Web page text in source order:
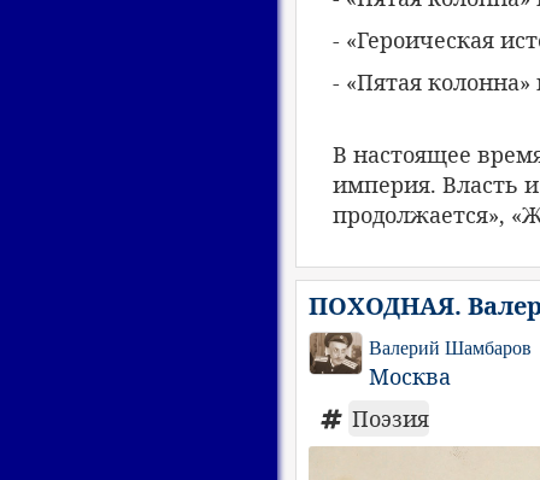
- «Героическая
- «Пятая колонна»
В настоящее
империя. Власть
продолжается»,
ПОХОДНАЯ.
Валерий Шамбаров
Москва
Поэзия